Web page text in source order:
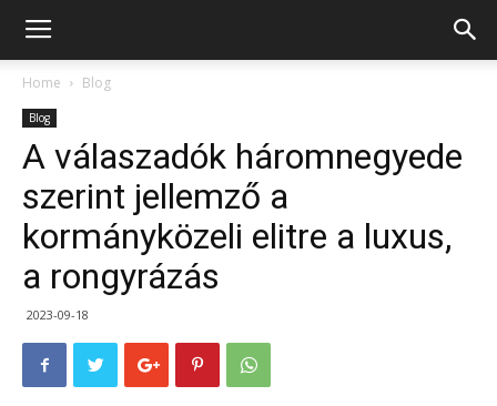
Home Blog
Blog
A válaszadók háromnegyede
szerint jellemző a
kormányközeli elitre a luxus,
a rongyrázás
2023-09-18